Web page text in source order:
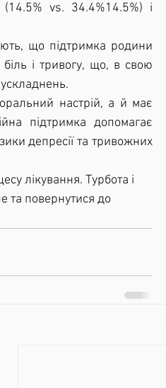
(14.5% vs. 34.4%14.5%) і
і тривогу, що, в свою
підтримка допомагає
депресії та тривожних
та повернутися до